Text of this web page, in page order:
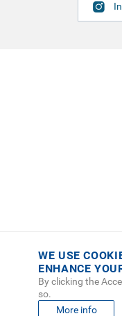
WE USE
ENHANCE
By clicking the
so.
More info